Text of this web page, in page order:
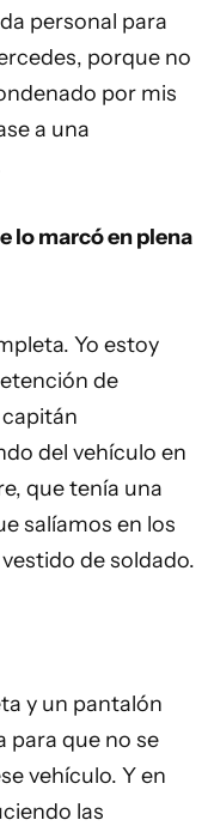
personal para
porque no
por mis
a una
lo marcó en plena
Yo estoy
de
capitán
del vehículo en
que tenía una
salíamos en los
de soldado.
y un pantalón
para que no se
vehículo. Y en
las